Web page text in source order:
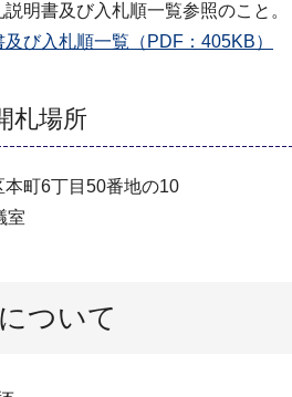
明書及び入札順一覧参照のこと。
及び入札順一覧（PDF：405KB）
札場所
本町6丁目50番地の10
室
ついて